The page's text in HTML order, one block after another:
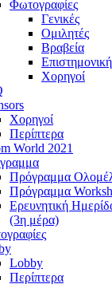
Φωτογραφίες
Γενικές
Ομιλητές
Βραβεία
Χορηγοί
Χορηγοί
Περίπτερα
World 2021
Πρόγραμμα
Πρόγραμμα
Ερευνητική
(3η μέρα)
Lobby
Περίπτερα